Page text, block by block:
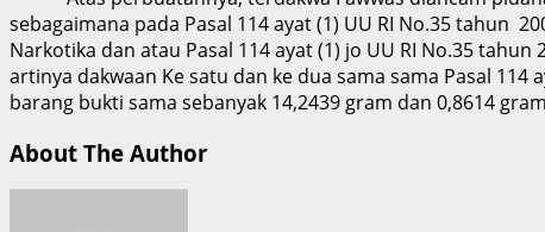
sebagaimana pada Pasal 114 ayat (1) UU RI No.35 tahun
Narkotika dan atau Pasal 114 ayat (1) jo UU RI No.35 tahun
artinya dakwaan Ke satu dan ke dua sama sama Pasal 114
barang bukti sama sebanyak 14,2439 gram dan 0,8614
About The Author